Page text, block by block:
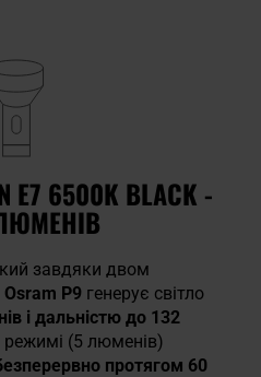
E7 6500K BLACK -
завдяки двом
Osram P9 генерує світло
і дальністю до 132
(5 люменів)
протягом 60